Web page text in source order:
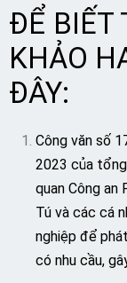
ĐỂ BIẾT
KHẢO
ĐÂY:
Công văn số
2023 của
quan Công an
Tú và các cá
nghiệp để
có nhu cầu,